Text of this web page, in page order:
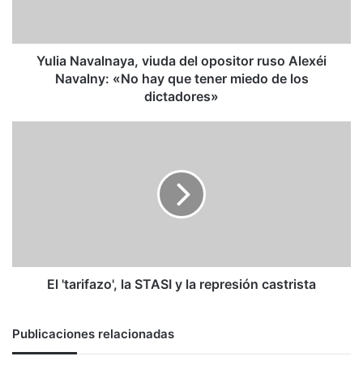
«No
Yulia Navalnaya, viuda del opositor ruso Alexéi
Navalny: «No hay que tener miedo de los
dictadores»
El 'tarifazo', la STASI y la represión castrista
Publicaciones relacionadas